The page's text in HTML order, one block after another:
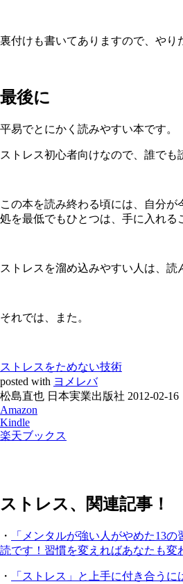
裏付けも書いてありますので、やり
最後に
平易でとにかく読みやすい本です。
ストレス初心者向けなので、誰でも
この本を読み終わる頃には、自分
処を最低でもひとつは、手に入れる
ストレスを溜め込みやすい人は、読
それでは、また。
ストレスをためない技術
posted with ヨメレバ
松島直也 日本実業出版社 2012-02-16
Amazon
Kindle
楽天ブックス
ストレス、関連記事！
・
「メンタルが強い人がやめた13
読です！習慣を変えればあなたも変
・
「ストレス」と上手に付き合う